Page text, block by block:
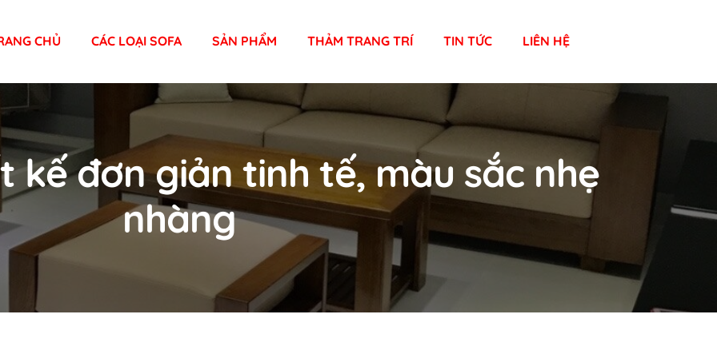
CHỦ CÁC LOẠI SOFA SẢN PHẨM THẢM TRANG TRÍ TIN TỨC LIÊN HỆ
kế đơn giản tinh tế, màu sắc nhẹ
nhàng